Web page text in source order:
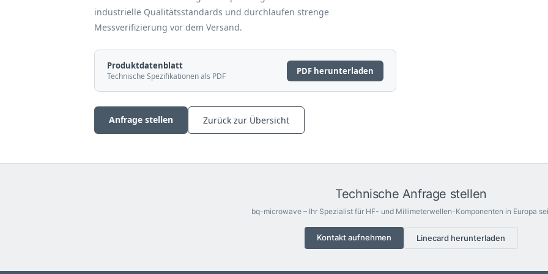
industrielle Qualitätsstandards und durchlaufen strenge
Messverifizierung vor dem Versand.
Produktdatenblatt
Technische Spezifikationen als PDF PDF herunterladen
Anfrage stellen Zurück zur Übersicht
Technische Anfrage stellen
bq-microwave – Ihr Spezialist für HF- und Millimeterwellen-Komponenten in Europa
Kontakt aufnehmen Linecard herunterladen